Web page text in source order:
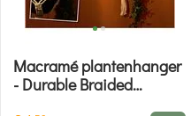
Macramé plantenhanger
- Durable Braided